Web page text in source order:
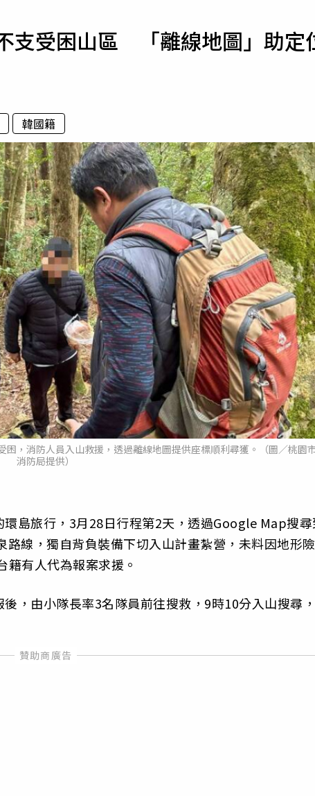
運勢
支受困山區 「離線地圖」助定
韓國籍
，消防人員入山救援，透過離線地圖提供座標順利尋獲。（圖／桃園
消防局提供）
島旅行，3月28日行程第2天，透過Google Map搜
線，獨自背負裝備下切入山計畫紮營，未料因地形險
有人代為報案求援。
，由小隊長率3名隊員前往搜救，9時10分入山搜尋，